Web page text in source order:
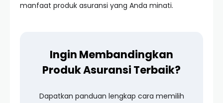
manfaat produk asuransi yang Anda minati.
Ingin Membandingkan
Produk Asuransi Terbaik?
Dapatkan panduan lengkap cara memilih